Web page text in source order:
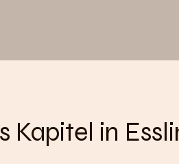
Kapitel in